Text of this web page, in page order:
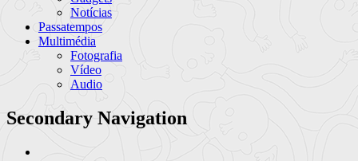
Notícias
Passatempos
Multimédia
Fotografia
Vídeo
Audio
Secondary Navigation